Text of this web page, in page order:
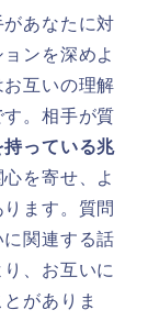
あなたに対
ンを深めよ
互いの理解
。相手が質
持っている兆
を寄せ、よ
ます。質問
関連する話
、お互いに
がありま